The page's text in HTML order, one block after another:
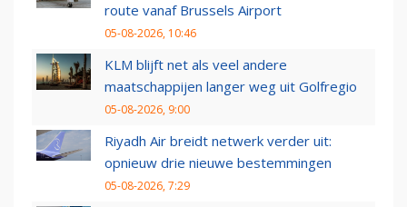
route vanaf Brussels Airport
05-08-2026, 10:46
KLM blijft net als veel andere
maatschappijen langer weg uit Golfregio
05-08-2026, 9:00
Riyadh Air breidt netwerk verder uit:
opnieuw drie nieuwe bestemmingen
05-08-2026, 7:29